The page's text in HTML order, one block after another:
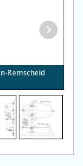
Remscheid